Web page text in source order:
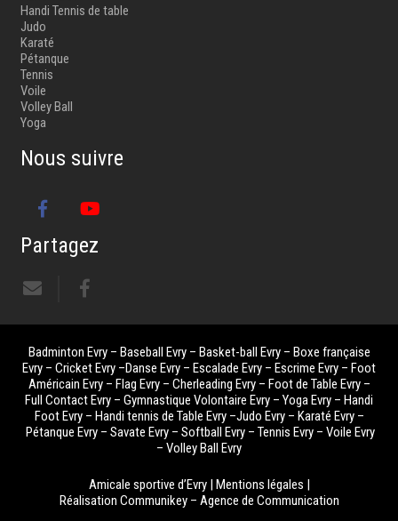
Handi Tennis de table
Judo
Karaté
Pétanque
Tennis
Voile
Volley Ball
Yoga
Nous suivre
Partagez
Badminton Evry– Baseball Evry– Basket-ball Evry– Boxe française
Evry – Cricket Evry –Danse Evry – Escalade Evry – Escrime Evry – Foot
Américain Evry– Flag Evry– Cherleading Evry– Foot de Table Evry–
Full Contact Evry – Gymnastique Volontaire Evry – Yoga Evry – Handi
Foot Evry– Handi tennis de Table Evry–Judo Evry– Karaté Evry–
Pétanque Evry – Savate Evry – Softball Evry – Tennis Evry – Voile Evry
– Volley Ball Evry
Amicale sportive d’Evry | Mentions légales |
Réalisation Communikey– Agence de Communication